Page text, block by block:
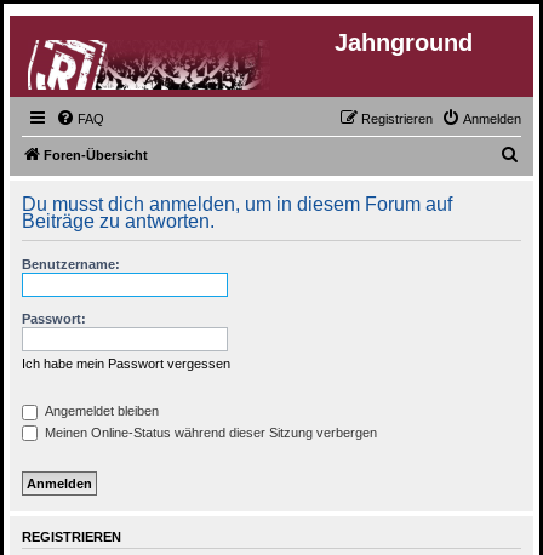
Jahnground
FAQ Anmelden
Registrieren
Foren-Übersicht
h
Du musst dich anmelden, um in diesem Forum auf
Beiträge zu antworten.
Benutzername:
Passwort:
Ich habe mein Passwort vergessen
Angemeldet bleiben
Meinen Online-Status während dieser Sitzung verbergen
REGISTRIEREN